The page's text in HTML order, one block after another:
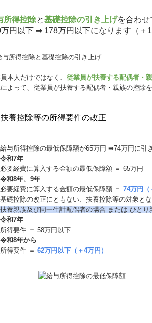
所得控除と基礎控除の引き上げを合わせ
円以下 ➡ 178万円以下になります（＋
本人だけではなく、 従業員が扶養する配偶者・
によって、従業員が扶養する配偶者・親族の控除
扶養控除等の所得要件の改正
給与所得控除の最低保障額が65万円 ➡74万円に引
令和7年
必要経費に算入する金額の最低保障額 ＝ 65万円
令和8年、9年
必要経費に算入する金額の最低保障額 ＝ 74万円（
基礎控除の改正にともない、扶養控除等の対象と
扶養親族及び同⼀⽣計配偶者の場合 または ひと
令和7年
所得要件 ＝ 58万円以下
令和8年から
所得要件 ＝ 62万円以下（＋4万円）